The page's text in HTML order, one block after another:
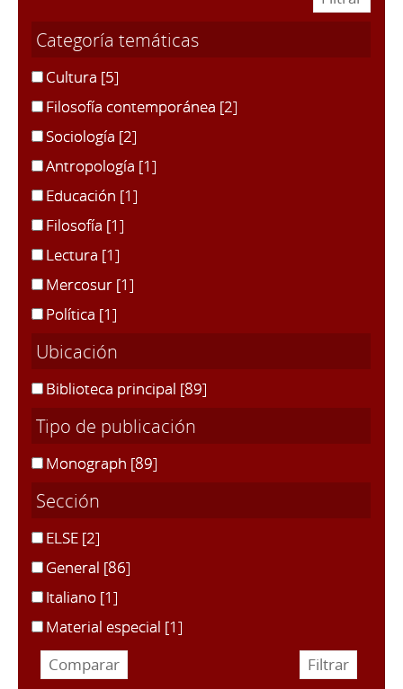
Categoría temáticas
Cultura [5]
Filosofía contemporánea [2]
Sociología [2]
Antropología [1]
Educación [1]
Filosofía [1]
Lectura [1]
Mercosur [1]
Política [1]
Ubicación
Biblioteca principal [89]
Tipo de publicación
Monograph [89]
Sección
ELSE [2]
General [86]
Italiano [1]
Material especial [1]